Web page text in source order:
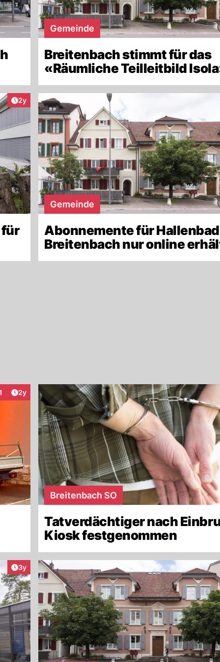
Gemeinde
Breitenbach stimmt für das
«Räumliche Teilleitbild
Artikel veröffentlicht:
2y
für
Gemeinde
Abonnemente für Hallenbad
Breitenbach nur online
Artikel veröffentlicht:
2y
Breitenbach SO
Tatverdächtiger nach
Kiosk festgenommen
Artikel veröffentlicht:
3y